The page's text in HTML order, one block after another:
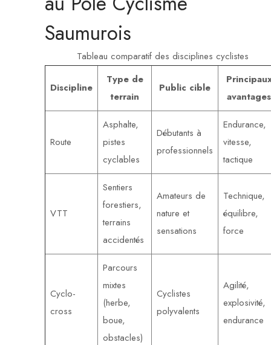
Saumurois
Tableau comparatif des disciplines cyclistes
Discipline
Type de
terrain
Public cible
avantages
Route
Asphalte,
pistes
cyclables
Débutants à
professionnels
Endurance,
vitesse,
tactique
VTT
Sentiers
forestiers,
terrains
accidentés
Amateurs de
nature et
sensations
Technique,
équilibre,
force
Cyclo-
cross
Parcours
mixtes
(herbe,
boue,
obstacles)
Cyclistes
polyvalents
Agilité,
explosivité,
endurance